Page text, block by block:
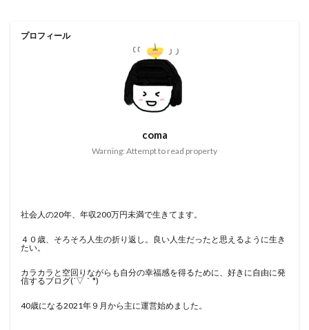
プロフィール
coma
Warning: Attempt to read property
社会人の20年、年収200万円未満で生きてます。
４０歳、そろそろ人生の折り返し。良い人生だったと思えるように生き
たい。
カラカラと空回りながらも自分の幸福感を得るために、好きに自由に発
信するブログ(´▽｀*)
40歳になる2021年９月から主に運営始めました。